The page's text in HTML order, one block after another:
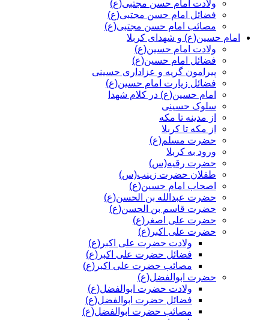
ولادت امام حسن مجتبی(ع)
فضائل امام حسن مجتبی(ع)
مصائب امام حسن مجتبی(ع)
امام حسین(ع) و شهدای کربلا
ولادت امام حسین(ع)
فضائل امام حسین(ع)
پیرامون گریه و عزاداری حسینی
فضائل زیارت امام حسین(ع)
امام حسین(ع) در کلام شهدا
سلوک حسینی
از مدینه تا مکه
از مکه تا کربلا
حضرت مسلم(ع)
ورود به کربلا
حضرت رقیه(س)
طفلان حضرت زینب(س)
اصحاب امام حسین(ع)
حضرت عبدالله بن الحسن(ع)
حضرت قاسم بن الحسن(ع)
حضرت علی اصغر(ع)
حضرت علی اکبر(ع)
ولادت حضرت علی اکبر(ع)
فضائل حضرت علی اکبر(ع)
مصائب حضرت علی اکبر(ع)
حضرت ابوالفضل(ع)
ولادت حضرت ابوالفضل(ع)
فضائل حضرت ابوالفضل(ع)
مصائب حضرت ابوالفضل(ع)